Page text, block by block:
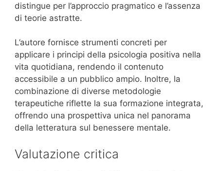
distingue per l’approccio pragmatico e l’assenza
di teorie astratte.
L’autore fornisce strumenti concreti per
applicare i principi della psicologia positiva nella
vita quotidiana, rendendo il contenuto
accessibile a un pubblico ampio. Inoltre, la
combinazione di diverse metodologie
terapeutiche riflette la sua formazione integrata,
offrendo una prospettiva unica nel panorama
della letteratura sul benessere mentale.
Valutazione critica